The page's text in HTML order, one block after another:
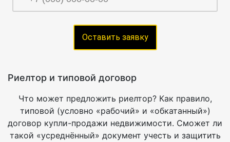
Риелтор и типовой договор
Что может предложить риелтор? Как правило,
типовой (условно «рабочий» и «обкатанный»)
договор купли-продажи недвижимости. Сможет ли
такой «усреднённый» документ учесть и защитить